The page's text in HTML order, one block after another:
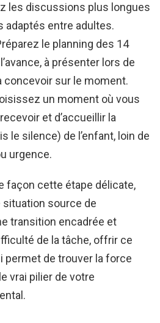
les discussions plus longues
adaptés entre adultes.
le planning des 14
à présenter lors de
concevoir sur le moment.
un moment où vous
et d’accueillir la
le silence) de l’enfant, loin de
urgence.
façon cette étape délicate,
source de
transition encadrée et
de la tâche, offrir ce
permet de trouver la force
vrai pilier de votre